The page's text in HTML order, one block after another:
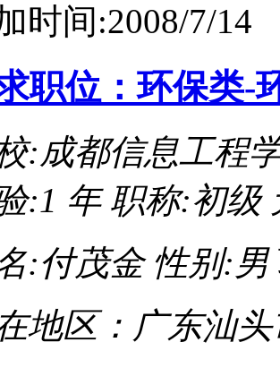
时间:2008/7/14
职位：环保类-
:成都信息工程
:1 年 职称:初级
:付茂金 性别:男
地区：广东汕